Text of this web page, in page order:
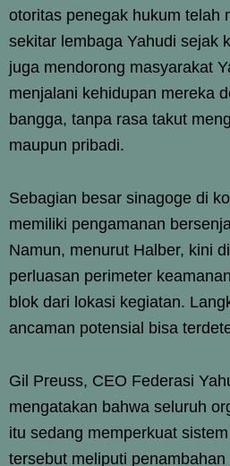
otoritas penegak hukum telah
sekitar lembaga Yahudi sejak
juga mendorong masyarakat
menjalani kehidupan mereka
bangga, tanpa rasa takut
maupun pribadi.
Sebagian besar sinagoge di
memiliki pengamanan
Namun, menurut Halber, kini
perluasan perimeter
blok dari lokasi kegiatan.
ancaman potensial bisa
Gil Preuss, CEO Federasi
mengatakan bahwa seluruh
itu sedang memperkuat
tersebut meliputi